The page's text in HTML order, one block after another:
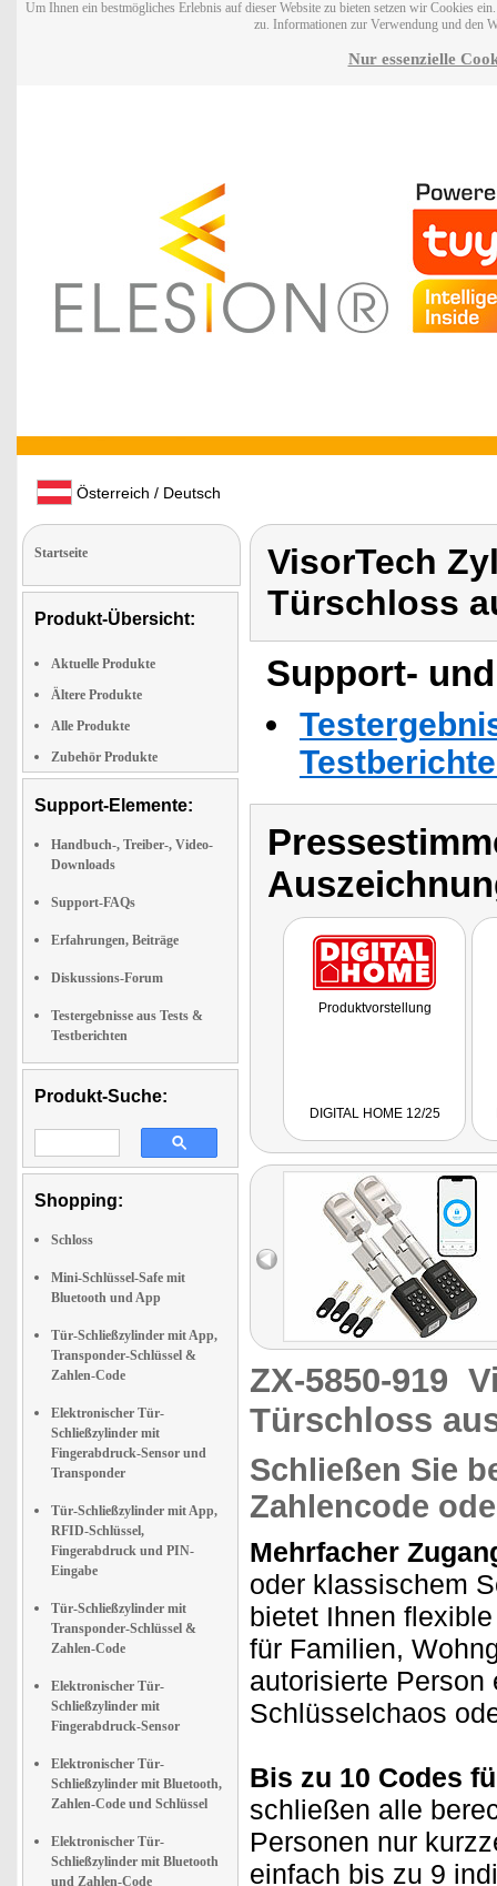
Um Ihnen ein bestmögliches Erlebnis auf dieser Website zu bieten setzen wir Cookies
zu. Informationen zur Verwendung und den
Nur essenzielle
Österreich / Deutsch
Startseite
Produkt-Übersicht:
Aktuelle Produkte
Ältere Produkte
Alle Produkte
Zubehör Produkte
Support-Elemente:
Handbuch-, Treiber-, Video-
Downloads
Support-FAQs
Erfahrungen, Beiträge
Diskussions-Forum
Testergebnisse aus Tests &
Testberichten
Produkt-Suche:
Shopping:
Schloss
Mini-Schlüssel-Safe mit
Bluetooth und App
Tür-Schließzylinder mit App,
Transponder-Schlüssel &
Zahlen-Code
Elektronischer Tür-
Schließzylinder mit
Fingerabdruck-Sensor und
Transponder
Tür-Schließzylinder mit App,
RFID-Schlüssel,
Fingerabdruck und PIN-
Eingabe
Tür-Schließzylinder mit
Transponder-Schlüssel &
Zahlen-Code
Elektronischer Tür-
Schließzylinder mit
Fingerabdruck-Sensor
Elektronischer Tür-
Schließzylinder mit Bluetooth,
Zahlen-Code und Schlüssel
Elektronischer Tür-
Schließzylinder mit Bluetooth
und Zahlen-Code
VisorTech
Türschloss
Support-
Produktvorstellung
DIGITAL HOME 12/25
ZX-5850-919
Türschloss
Schließen Sie
Zahlencode
Mehrfacher
oder klassischem
bietet Ihnen
für Familien,
autorisierte Person
Schlüsselchaos
Bis zu 10 Codes
schließen alle
Personen nur
einfach bis zu 9